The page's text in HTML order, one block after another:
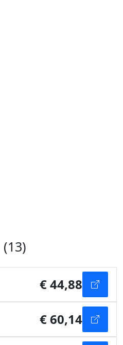
(13)
€ 44,88
€ 60,14